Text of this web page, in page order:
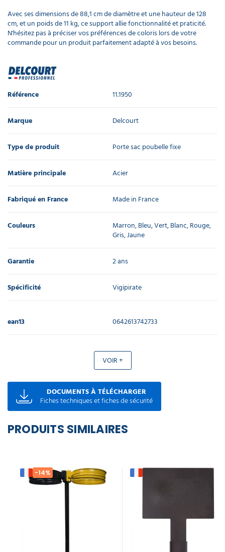
Avec ses dimensions de 88,1 cm de diamètre et une hauteur de 128
cm, et un poids de 11 kg, ce support allie fonctionnalité et praticité.
N'hésitez pas à préciser vos préférences de coloris lors de votre
commande pour un produit parfaitement adapté à vos besoins.
Référence 11.1950
Marque Delcourt
Type de produit Porte sac poubelle fixe
Matière principale Acier
Fabriqué en France Made in France
Couleurs
Marron, Bleu, Vert, Blanc, Rouge,
Gris, Jaune
Garantie 2 ans
Spécificité Vigipirate
ean13 0642613742733
VOIR +
DOCUMENTS À TÉLÉCHARGER
Fiches techniques et fiches de sécurité
PRODUITS SIMILAIRES
-14%